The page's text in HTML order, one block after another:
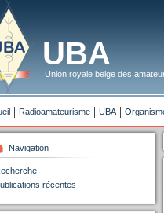
UBA
Union royale belge des
Radioamateurisme UBA
Navigation
récentes